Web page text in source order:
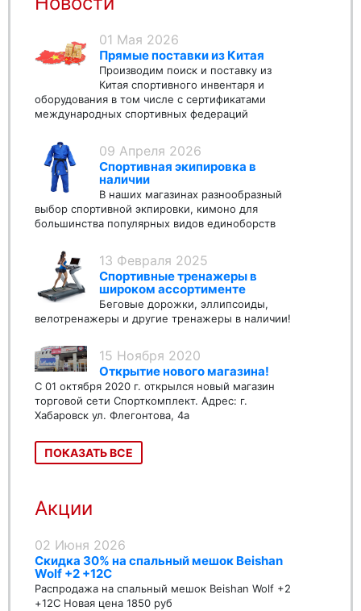
01 Мая 2026
Прямые поставки из Китая
Производим поиск и поставку из
Китая спортивного инвентаря и
оборудования в том числе с сертификатами
международных спортивных федераций
09 Апреля 2026
Спортивная экипировка в
наличии
В наших магазинах разнообразный
выбор спортивной экпировки, кимоно для
большинства популярных видов единоборств
13 Февраля 2025
Спортивные тренажеры в
широком ассортименте
Беговые дорожки, эллипсоиды,
велотренажеры и другие тренажеры в наличии!
15 Ноября 2020
Открытие нового магазина!
С 01 октября 2020 г. открылся новый магазин
торговой сети Спорткомплект. Адрес: г.
Хабаровск ул. Флегонтова, 4а
ПОКАЗАТЬ ВСЕ
Акции
02 Июня 2026
Скидка 30% на спальный мешок Beishan
Wolf +2 +12C
Распродажа на спальный мешок Beishan Wolf +2
+12C Новая цена 1850 руб